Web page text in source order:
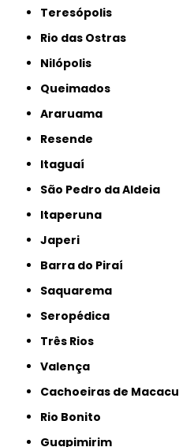
Teresópolis
Rio das Ostras
Nilópolis
Queimados
Araruama
Resende
Itaguaí
São Pedro da Aldeia
Itaperuna
Japeri
Barra do Piraí
Saquarema
Seropédica
Três Rios
Valença
Cachoeiras de Macacu
Rio Bonito
Guapimirim